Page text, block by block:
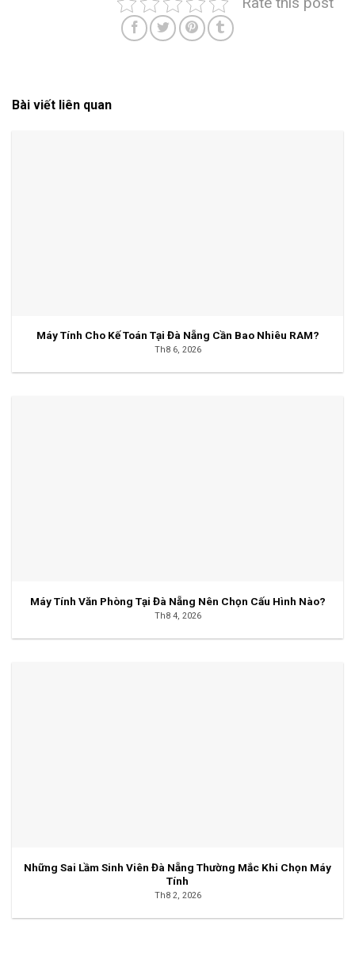
Bài viết liên quan
Máy Tính Cho Kế Toán Tại Đà Nẵng Cần Bao Nhiêu RAM?
Th8 6, 2026
Máy Tính Văn Phòng Tại Đà Nẵng Nên Chọn Cấu Hình Nào?
Th8 4, 2026
Những Sai Lầm Sinh Viên Đà Nẵng Thường Mắc Khi Chọn Máy
Tính
Th8 2, 2026